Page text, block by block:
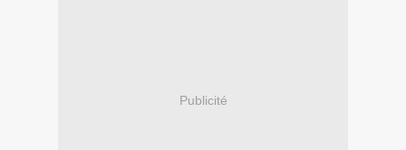
Publicité